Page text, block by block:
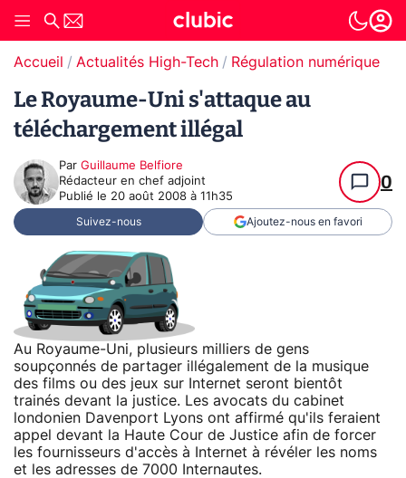
Accueil Actualités High-Tech Régulation numérique
Le Royaume-Uni s'attaque au
téléchargement illégal
Par Guillaume Belfiore
Rédacteur en chef adjoint
Publié le 20 août 2008 à 11h35
0
Suivez-nous Ajoutez-nous en favori
Au Royaume-Uni, plusieurs milliers de gens
soupçonnés de partager illégalement de la musique
des films ou des jeux sur Internet seront bientôt
trainés devant la justice. Les avocats du cabinet
londonien Davenport Lyons ont affirmé qu'ils feraient
appel devant la Haute Cour de Justice afin de forcer
les fournisseurs d'accès à Internet à révéler les noms
et les adresses de 7000 Internautes.